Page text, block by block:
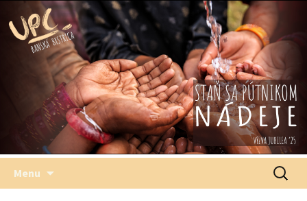
Univerzitnépastoračné centrum
Štefana Moysesa, biskupa, Banská Bystrica
Menu Hľadať: